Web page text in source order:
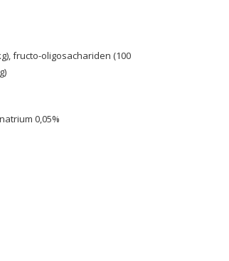
fructo-oligosachariden (100
0,05%